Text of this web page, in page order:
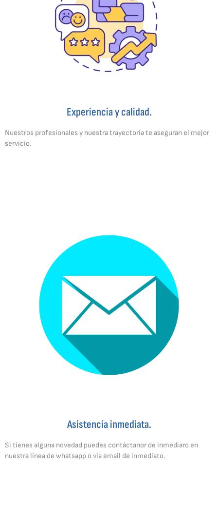
Experiencia y calidad.
Nuestros profesionales y nuestra trayectoria te aseguran el mejor
servicio.
Asistencia inmediata.
Si tienes alguna novedad puedes contáctanor de inmediaro en
nuestra línea de whatsapp o vía email de inmediato.